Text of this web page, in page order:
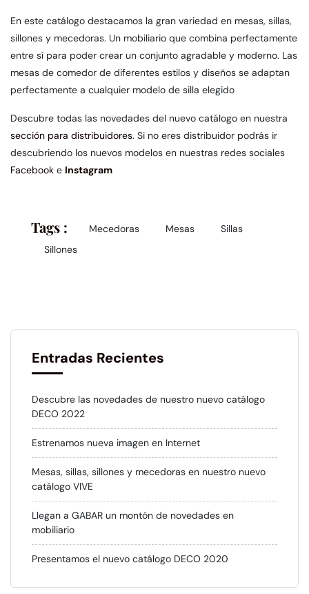
En este catálogo destacamos la gran variedad en mesas, sillas,
sillones y mecedoras. Un mobiliario que combina perfectamente
entre sí para poder crear un conjunto agradable y moderno. Las
mesas de comedor de diferentes estilos y diseños se adaptan
perfectamente a cualquier modelo de silla elegido
Descubre todas las novedades del nuevo catálogo en nuestra
sección para distribuidores. Si no eres distribuidor podrás ir
descubriendo los nuevos modelos en nuestras redes sociales
Facebook e Instagram
Tags : Mecedoras Mesas
Sillas
Sillones
Entradas Recientes
Descubre las novedades de nuestro nuevo catálogo
DECO 2022
Estrenamos nueva imagen en Internet
Mesas, sillas, sillones y mecedoras en nuestro nuevo
catálogo VIVE
Llegan a GABAR un montón de novedades en
mobiliario
Presentamos el nuevo catálogo DECO 2020